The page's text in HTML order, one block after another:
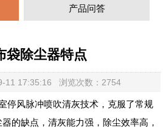
产品问答
袋除尘器特点
11 17:35:16 浏览次数：2754
停风脉冲喷吹清灰技术，克服了常规
的缺点，清灰能力强，除尘效率高，